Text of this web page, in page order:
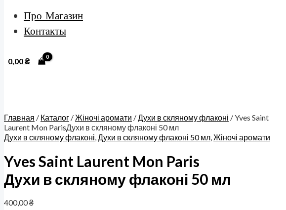
Про Магазин
Контакты
0,00₴
Главная / Каталог /Жіночі аромати /Духи в скляному флаконі / Yves Saint
Laurent Mon ParisДухи в скляному флаконі 50 мл
Духи в скляному флаконі,Духи в скляному флаконі 50 мл,Жіночі аромати
Yves Saint Laurent Mon Paris
Духи в скляному флаконі 50 мл
400,00₴